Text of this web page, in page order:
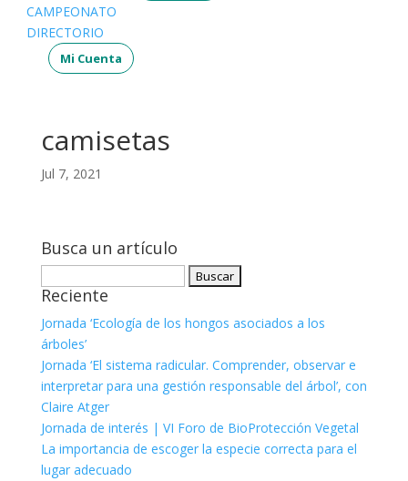
CAMPEONATO
DIRECTORIO
Mi Cuenta
camisetas
Jul 7, 2021
Busca un artículo
Reciente
Jornada ‘Ecología de los hongos asociados a los
árboles’
Jornada ‘El sistema radicular. Comprender, observar e
interpretar para una gestión responsable del árbol’, con
Claire Atger
Jornada de interés | VI Foro de BioProtección Vegetal
La importancia de escoger la especie correcta para el
lugar adecuado